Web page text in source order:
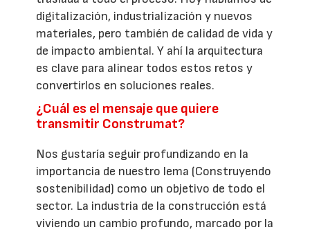
digitalización, industrialización y nuevos
materiales, pero también de calidad de vida y
de impacto ambiental. Y ahí la arquitectura
es clave para alinear todos estos retos y
convertirlos en soluciones reales.
¿Cuál es el mensaje que quiere
transmitir Construmat?
Nos gustaría seguir profundizando en la
importancia de nuestro lema (Construyendo
sostenibilidad) como un objetivo de todo el
sector. La industria de la construcción está
viviendo un cambio profundo, marcado por la